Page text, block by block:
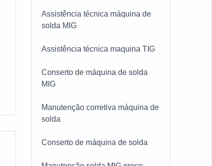
Assistência técnica máquina de
solda MIG
Assistência técnica maquina TIG
Conserto de máquina de solda
MIG
Manutenção corretiva máquina de
solda
Conserto de máquina de solda